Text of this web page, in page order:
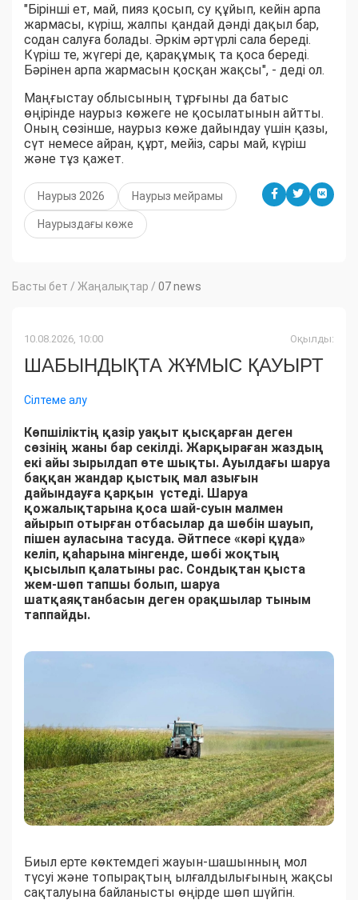
"Бірінші ет, май, пияз қосып, су құйып, кейін арпа
жармасы, күріш, жалпы қандай дәнді дақыл бар,
содан салуға болады. Әркім әртүрлі сала береді.
Күріш те, жүгері де, қарақұмық та қоса береді.
Бәрінен арпа жармасын қосқан жақсы", - деді ол.
Маңғыстау облысының тұрғыны да батыс
өңірінде наурыз көжеге не қосылатынын айтты.
Оның сөзінше, наурыз көже дайындау үшін қазы,
сүт немесе айран, құрт, мейіз, сары май, күріш
және тұз қажет.
Наурыз 2026 Наурыз мейрамы
Наурыздағы көже
Басты бет / Жаңалықтар / 07 news
10.08.2026, 10:00 Оқылды:
ШАБЫНДЫҚТА ЖҰМЫС ҚАУЫРТ
Сілтеме алу
Көпшіліктің қазір уақыт қысқарған деген
сөзінің жаны бар секілді. Жарқыраған жаздың
екі айы зырылдап өте шықты. Ауылдағы шаруа
баққан жандар қыстық мал азығын
дайындауға қарқын үстеді. Шаруа
қожалықтарына қоса шай-суын малмен
айырып отырған отбасылар да шөбін шауып,
пішен ауласына тасуда. Әйтпесе «кәрі құда»
келіп, қаһарына мінгенде, шөбі жоқтың
қысылып қалатыны рас. Сондықтан қыста
жем-шөп тапшы болып, шаруа
шатқаяқтанбасын деген орақшылар тыным
таппайды.
Биыл ерте көктемдегі жауын-шашынның мол
түсуі және топырақтың ылғалдылығының жақсы
сақталуына байланысты өңірде шөп шүйгін.